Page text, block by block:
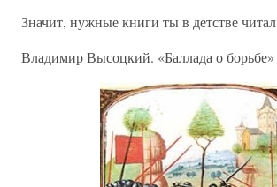
Значит, нужные книги ты в детстве читал
Владимир Высоцкий. «Баллада о борьбе»